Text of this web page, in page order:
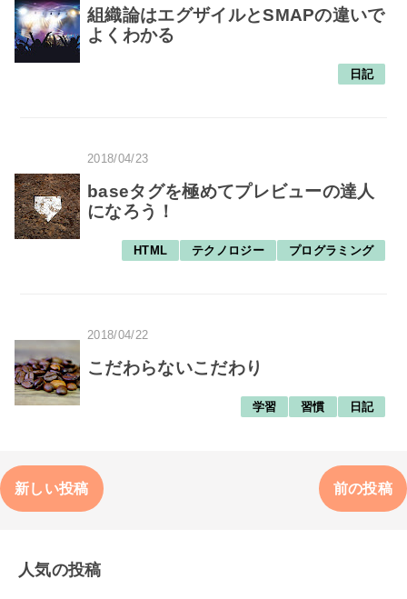
組織論はエグザイルとSMAPの違いで
よくわかる
日記
2018/04/23
baseタグを極めてプレビューの達人
になろう！
HTML テクノロジー プログラミング
2018/04/22
こだわらないこだわり
学習 習慣 日記
新しい投稿 前の投稿
人気の投稿